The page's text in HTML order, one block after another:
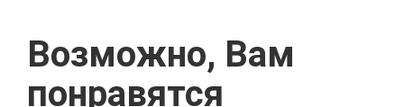
Возможно, Вам
понравятся